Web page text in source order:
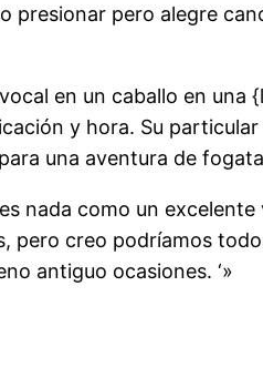
presionar pero alegre
en un caballo en
y hora. Su
una aventura de
nada como un
creo podríamos
antiguo ocasiones. ‘»